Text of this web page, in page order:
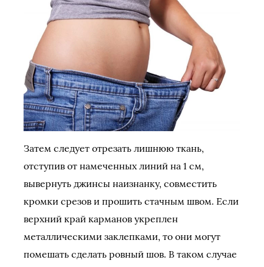
Затем следует отрезать лишнюю ткань,
отступив от намеченных линий на 1 см,
вывернуть джинсы наизнанку, совместить
кромки срезов и прошить стачным швом. Если
верхний край карманов укреплен
металлическими заклепками, то они могут
помешать сделать ровный шов. В таком случае